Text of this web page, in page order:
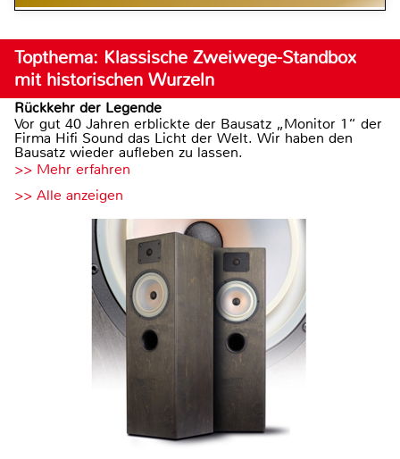
Topthema: Klassische Zweiwege-Standbox
mit historischen Wurzeln
Rückkehr der Legende
Vor gut 40 Jahren erblickte der Bausatz „Monitor 1“ der
Firma Hifi Sound das Licht der Welt. Wir haben den
Bausatz wieder aufleben zu lassen.
>> Mehr erfahren
>> Alle anzeigen